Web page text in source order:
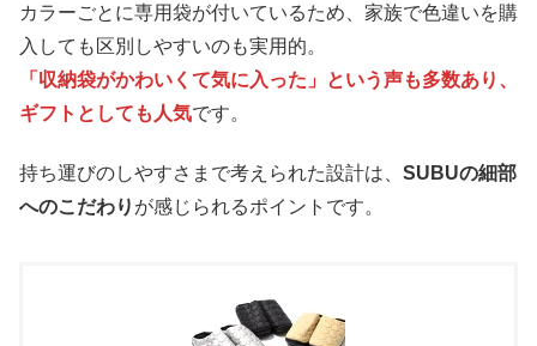
カラーごとに専用袋が付いているため、家族で色違いを購
入しても区別しやすいのも実用的。
「収納袋がかわいくて気に入った」という声も多数あり、
ギフトとしても人気です。
持ち運びのしやすさまで考えられた設計は、 SUBUの細部
へのこだわり が感じられるポイントです。